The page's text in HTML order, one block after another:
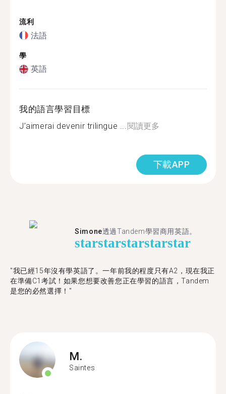
流利
法語
學
英語
我的語言學習目標
J’aimerai devenir trilingue ...閱讀更多
下載APP
Simone透過Tandem學習商用英語。
starstarstarstarstar
"我已經15年沒有學英語了。一年前我的程度只有A2，現在我正
在準備C1考試！如果您想要改善您正在學習的語言，Tandem
是您的必然選擇！"
M.
Saintes